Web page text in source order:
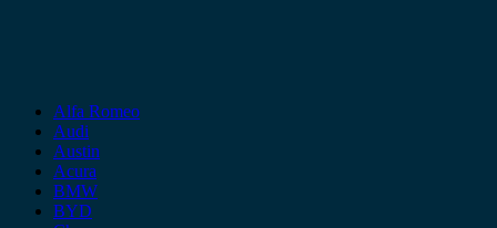
Alfa Romeo
Audi
Austin
Acura
BMW
BYD